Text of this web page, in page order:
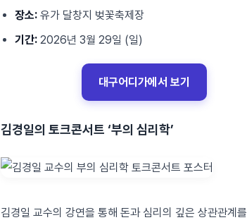
장소: 유가 달창지 벚꽃축제장
기간: 2026년 3월 29일 (일)
대구어디가에서 보기
김경일의 토크콘서트 ‘부의 심리학’
김경일 교수의 강연을 통해 돈과 심리의 깊은 상관관계를